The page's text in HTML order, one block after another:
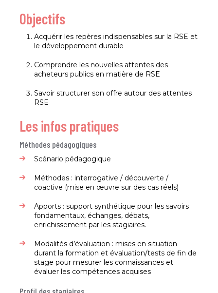
​Objectifs
Acquérir les repères indispensables sur la RSE et
le développement durable​
Comprendre les nouvelles attentes des
acheteurs publics en matière de RSE​
Savoir structurer son offre autour des attentes
RSE​
Les infos pratiques
Méthodes pédagogiques
Scénario pédagogique​
Méthodes : interrogative / découverte /
coactive (mise en œuvre sur des cas réels)​
Apports : support synthétique pour les savoirs
fondamentaux, échanges, débats,
enrichissement par les stagiaires.​
Modalités d’évaluation : mises en situation
durant la formation et évaluation/tests de fin de
stage pour mesurer les connaissances et
évaluer les compétences acquises​